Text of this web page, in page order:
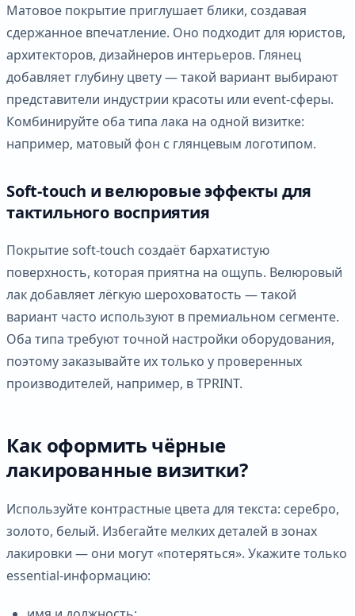
Матовое покрытие приглушает блики, создавая
сдержанное впечатление. Оно подходит для юристов,
архитекторов, дизайнеров интерьеров. Глянец
добавляет глубину цвету — такой вариант выбирают
представители индустрии красоты или event-сферы.
Комбинируйте оба типа лака на одной визитке:
например, матовый фон с глянцевым логотипом.
Soft-touch и велюровые эффекты для
тактильного восприятия
Покрытие soft-touch создаёт бархатистую
поверхность, которая приятна на ощупь. Велюровый
лак добавляет лёгкую шероховатость — такой
вариант часто используют в премиальном сегменте.
Оба типа требуют точной настройки оборудования,
поэтому заказывайте их только у проверенных
производителей, например, в TPRINT.
Как оформить чёрные
лакированные визитки?
Используйте контрастные цвета для текста: серебро,
золото, белый. Избегайте мелких деталей в зонах
лакировки — они могут «потеряться». Укажите только
essential-информацию: